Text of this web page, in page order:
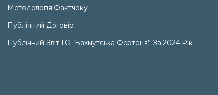
Методологія Фактчеку
Публічний Договір
Публічний Звіт ГО “Бахмутська Фортеця” За 2024 Рік